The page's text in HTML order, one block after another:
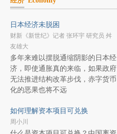
日本经济未脱困
财新《新世纪》记者 张环宇 研究员 舛
友雄大
多年来难以摆脱通缩阴影的日本经
济，即使通胀真的来临，如果政府
无法推进结构改革步伐，赤字货币
化的恶果也将不远
如何理解资本项目可兑换
周小川